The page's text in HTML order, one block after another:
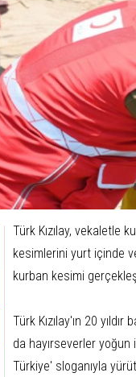
Türk Kızılay, vekaletle
kesimlerini yurt içinde
kurban kesimi
Türk Kızılay'ın 20
da hayırseverler yoğun
Türkiye' sloganıyla